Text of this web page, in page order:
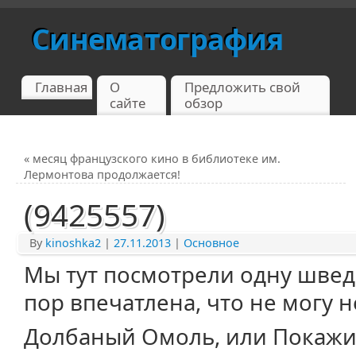
Синематография
Главная
О
сайте
Предложить свой
обзор
« месяц французского кино в библиотеке им.
Лермонтова продолжается!
(9425557)
By kinoshka2 | 27.11.2013 | Основное
Мы тут посмотрели одну
пор впечатлена, что не могу
Долбаный Омоль, или